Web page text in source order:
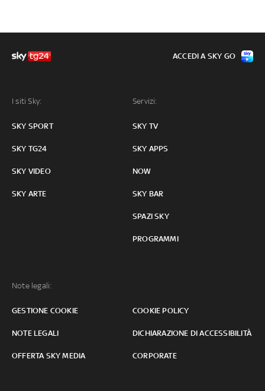
I siti Sky:
SKY SPORT
SKY TG24
SKY VIDEO
SKY ARTE
Servizi:
SKY TV
SKY APPS
NOW
SKY BAR
SPAZI SKY
PROGRAMMI
Note legali:
GESTIONE COOKIE COOKIE POLICY
NOTE LEGALI DICHIARAZIONE DI ACCESSIBILITÀ
OFFERTA SKY MEDIA CORPORATE
ACCEDI A SKY GO